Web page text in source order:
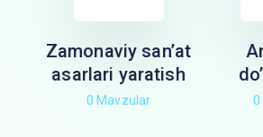
Zamonaviy san’at
asarlari yaratish
0 Mavzular 0